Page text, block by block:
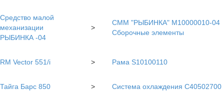
Средство малой
механизации
РЫБИНКА -04
>
СММ "РЫБИНКА" М10000010-04
Сборочные элементы
RM Vector 551/i > Рама S10100110
Тайга Барс 850 > Система охлаждения C40502700